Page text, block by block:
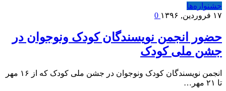
جشنواره‌ها
۱۷ فروردین, ۱۳۹۶
حضور انجمن نویسندگان کودک ونوجوان در
جشن ملی کودک
انجمن نویسندگان کودک ونوجوان در جشن ملی کودک که از ۱۶ مهر
تا ۲۱ مهر…